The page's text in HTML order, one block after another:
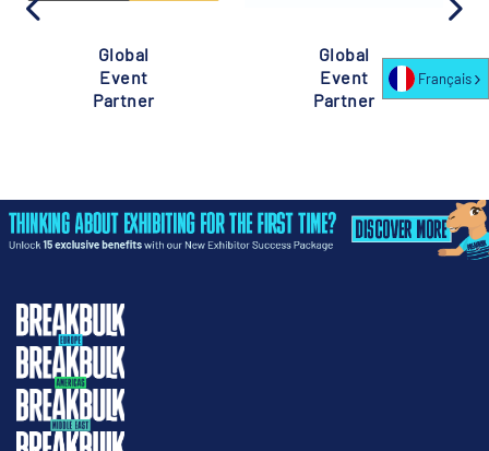
Global
Event
Partner
Global
Event
Partner
Français